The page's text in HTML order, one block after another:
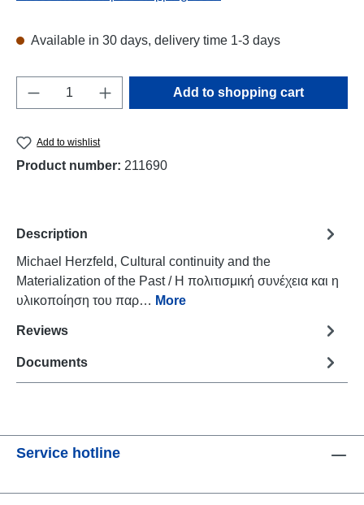
Available in 30 days, delivery time 1-3 days
Product Quantity: Enter the desired
Add to shopping cart
Add to wishlist
Product number: 211690
Description
Michael Herzfeld, Cultural continuity and the
Materialization of the Past / Η πολιτισμική συνέχεια και η
υλικοποίηση του παρ… More
Reviews
Documents
Service hotline